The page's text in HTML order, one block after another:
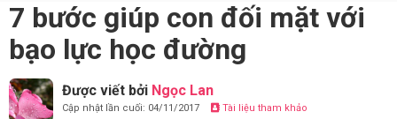
7 bước giúp con đối mặt với
bạo lực học đường
Được viết bởi Ngọc Lan
Cập nhật lần cuối: 04/11/2017 Tài liệu tham khảo